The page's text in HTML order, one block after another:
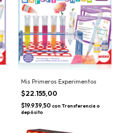
Mis Primeros Experimentos
$22.155,00
$19.939,50 con Transferencia o
depósito